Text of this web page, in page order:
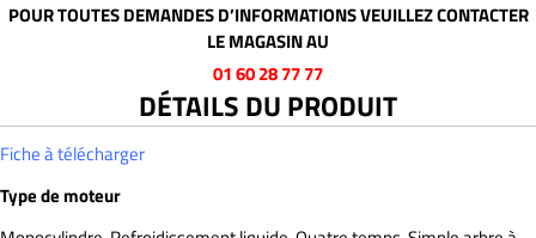
POUR TOUTES DEMANDES D’INFORMATIONS VEUILLEZ CONTACTER
LE MAGASIN AU
01 60 28 77 77
DÉTAILS DU PRODUIT
Fiche à télécharger
Type de moteur